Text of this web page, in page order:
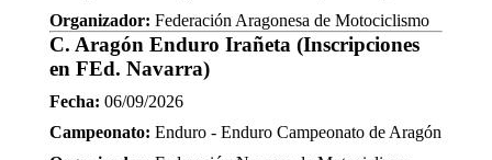
Organizador: Federación Aragonesa de Motociclismo
C. Aragón Enduro Irañeta (Inscripciones
en FEd. Navarra)
Fecha: 06/09/2026
Campeonato: Enduro - Enduro Campeonato de Aragón